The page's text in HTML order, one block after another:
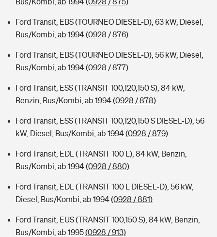
Ford Transit, EBS (TOURNEO DIESEL-D), 63 kW, Diesel,
Bus/Kombi, ab 1994(0928 / 876)
Ford Transit, EBS (TOURNEO DIESEL-D), 56 kW, Diesel,
Bus/Kombi, ab 1994(0928 / 877)
Ford Transit, ESS (TRANSIT 100,120,150 S), 84 kW,
Benzin, Bus/Kombi, ab 1994(0928 / 878)
Ford Transit, ESS (TRANSIT 100,120,150 S DIESEL-D), 56
kW, Diesel, Bus/Kombi, ab 1994(0928 / 879)
Ford Transit, EDL (TRANSIT 100 L), 84 kW, Benzin,
Bus/Kombi, ab 1994(0928 / 880)
Ford Transit, EDL (TRANSIT 100 L DIESEL-D), 56 kW,
Diesel, Bus/Kombi, ab 1994(0928 / 881)
Ford Transit, EUS (TRANSIT 100,150 S), 84 kW, Benzin,
Bus/Kombi, ab 1995(0928 / 913)